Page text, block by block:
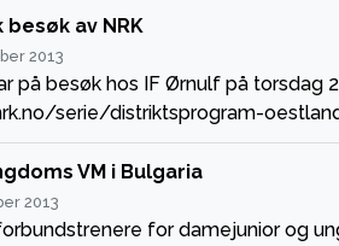
av NRK
2013
på besøk hos IF Ørnulf på torsdag
serie/distriktsprogram-
VM i Bulgaria
2013
for damejunior og